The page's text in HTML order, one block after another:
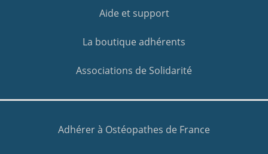
Aide et support
La boutique adhérents
Associations de Solidarité
Adhérer à Ostéopathes de France